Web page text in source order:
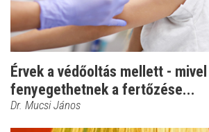
Érvek a védőoltás mellett - mivel
fenyegethetnek a fertőzése...
Dr. Mucsi János